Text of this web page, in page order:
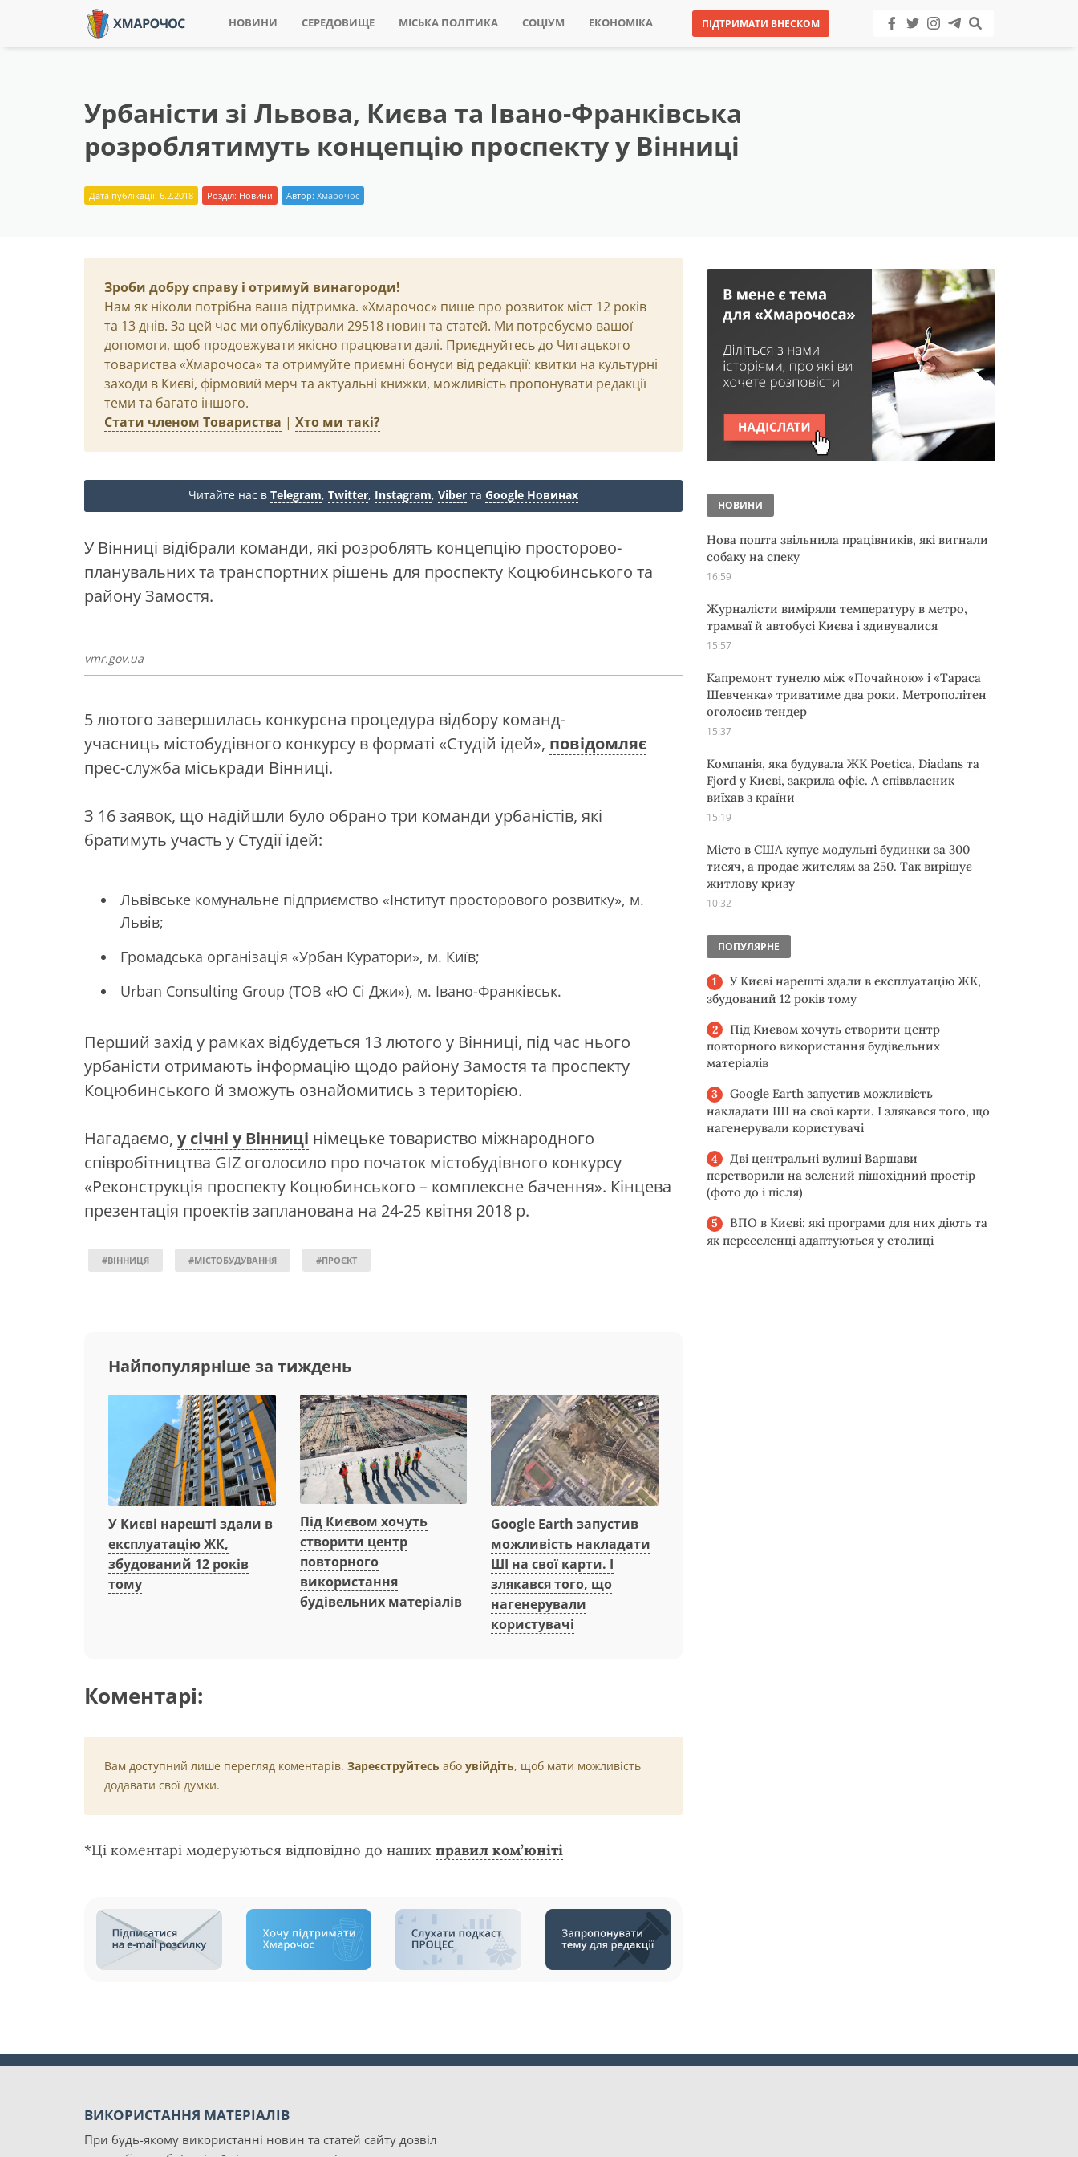
НОВИНИ СЕРЕДОВИЩЕ МІСЬКА ПОЛІТИКА СОЦІУМ ЕКОНОМІКА ПІДТРИМАТИ ВНЕСКОМ
Урбаністи зі Львова, Києва та Івано-Франківська
розроблятимуть концепцію проспекту у Вінниці
Дата публікації: 6.2.2018 Розділ: Новини Автор: Хмарочос
Зроби добру справу і отримуй винагороди!
Нам як ніколи потрібна ваша підтримка. «Хмарочос» пише про розвиток міст 12 років
та 13 днів. За цей час ми опублікували 29518 новин та статей. Ми потребуємо вашої
допомоги, щоб продовжувати якісно працювати далі. Приєднуйтесь до Читацького
товариства «Хмарочоса» та отримуйте приємні бонуси від редакції: квитки на культурні
заходи в Києві, фірмовий мерч та актуальні книжки, можливість пропонувати редакції
теми та багато іншого.
Стати членом Товариства | Хто ми такі?
Читайте нас в Telegram, Twitter, Instagram, Viber та Google Новинах
У Вінниці відібрали команди, які розроблять концепцію просторово-
планувальних та транспортних рішень для проспекту Коцюбинського та
району Замостя.
vmr.gov.ua
5 лютого завершилась конкурсна процедура відбору команд-
учасниць містобудівного конкурсу в форматі «Студій ідей», повідомляє
прес-служба міськради Вінниці.
З 16 заявок, що надійшли було обрано три команди урбаністів, які
братимуть участь у Студії ідей:
Львівське комунальне підприємство «Інститут просторового розвитку», м.
Львів;
Громадська організація «Урбан Куратори», м. Київ;
Urban Consulting Group (ТОВ «Ю Сі Джи»), м. Івано-Франківськ.
Перший захід у рамках відбудеться 13 лютого у Вінниці, під час нього
урбаністи отримають інформацію щодо району Замостя та проспекту
Коцюбинського й зможуть ознайомитись з територією.
Нагадаємо, у січні у Вінниці німецьке товариство міжнародного
співробітництва GIZ оголосило про початок містобудівного конкурсу
«Реконструкція проспекту Коцюбинського – комплексне бачення». Кінцева
презентація проектів запланована на 24-25 квітня 2018 р.
#ВІННИЦЯ #МІСТОБУДУВАННЯ #ПРОЄКТ
Найпопулярніше за тиждень
У Києві нарешті здали в
експлуатацію ЖК,
збудований 12 років
тому
Під Києвом хочуть
створити центр
повторного
використання
будівельних матеріалів
Google Earth запустив
можливість накладати
ШІ на свої карти. І
злякався того, що
нагенерували
користувачі
Коментарі:
Вам доступний лише перегляд коментарів. Зареєструйтесь або увійдіть, щоб мати можливість
додавати свої думки.
*Ці коментарі модеруються відповідно до наших правил ком’юніті
НОВИНИ
Нова пошта звільнила працівників, які вигнали
собаку на спеку
16:59
Журналісти виміряли температуру в метро,
трамваї й автобусі Києва і здивувалися
15:57
Капремонт тунелю між «Почайною» і «Тараса
Шевченка» триватиме два роки. Метрополітен
оголосив тендер
15:37
Компанія, яка будувала ЖК Poetica, Diadans та
Fjord у Києві, закрила офіс. А співвласник
виїхав з країни
15:19
Місто в США купує модульні будинки за 300
тисяч, а продає жителям за 250. Так вирішує
житлову кризу
10:32
ПОПУЛЯРНЕ
У Києві нарешті здали в експлуатацію ЖК,
збудований 12 років тому
Під Києвом хочуть створити центр
повторного використання будівельних
матеріалів
Google Earth запустив можливість
накладати ШІ на свої карти. І злякався того, що
нагенерували користувачі
Дві центральні вулиці Варшави
перетворили на зелений пішохідний простір
(фото до і після)
ВПО в Києві: які програми для них діють та
як переселенці адаптуються у столиці
ВИКОРИСТАННЯ МАТЕРІАЛІВ
При будь-якому використанні новин та статей сайту дозвіл